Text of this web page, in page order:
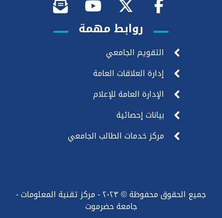
روابط مهمة
التقويم الجامعي
إدارة العلاقات العامة
الإدارة العامة للإعلام
بيانات إحصائية
مركز خدمات الطالب الجامعي
جميع الحقوق محفوظة © ٢٠٢٣ - مركز تقنية المعلومات -
جامعة حضرموت